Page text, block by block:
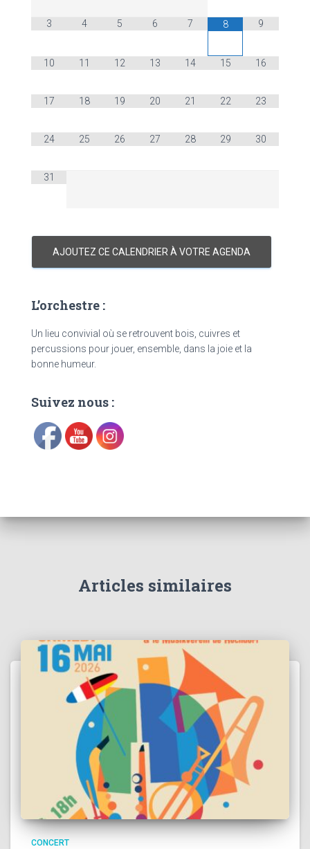
3 4 5 6 7 8 9
10 11 12 13 14 15 16
17 18 19 20 21 22 23
24 25 26 27 28 29 30
31
AJOUTEZ CE CALENDRIER À VOTRE AGENDA
L’orchestre :
Un lieu convivial où se retrouvent bois, cuivres et
percussions pour jouer, ensemble, dans la joie et la
bonne humeur.
Suivez nous :
Articles similaires
CONCERT